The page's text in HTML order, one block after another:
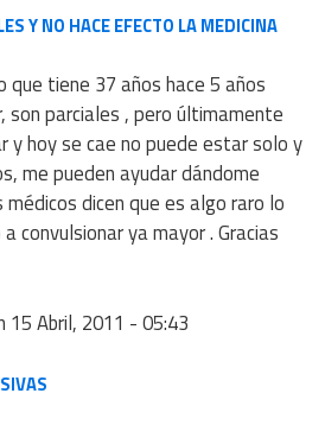
Y NO HACE EFECTO LA MEDICINA
que tiene 37 años hace 5 años
son parciales , pero últimamente
y hoy se cae no puede estar solo y
me pueden ayudar dándome
dicen que es algo raro lo
convulsionar ya mayor . Gracias
15 Abril, 2011 - 05:43